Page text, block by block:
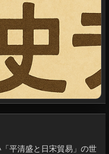
平清盛と日宋貿易」の世